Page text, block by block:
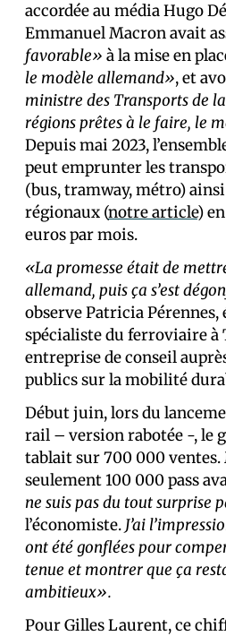
accordée au média Hugo
Emmanuel Macron avait
favorable» à la mise en
le modèle allemand», et
ministre des Transports de
régions prêtes à le faire, le
Depuis mai 2023,
peut emprunter les
(bus, tramway, métro)
régionaux (notre article)
euros par mois.
«La promesse était de
allemand, puis ça s’est
observe Patricia Pérennes,
spécialiste du ferroviaire à
entreprise de conseil
publics sur la mobilité
Début juin, lors du
rail – version rabotée -, le
tablait sur 700 000
seulement 100 000 pass
ne suis pas du tout surprise
l’économiste. J’ai
ont été gonflées pour
tenue et montrer que ça
ambitieux».
Pour Gilles Laurent, ce